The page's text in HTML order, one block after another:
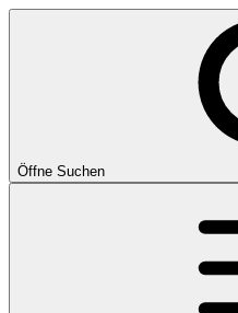
Öffne Suchen